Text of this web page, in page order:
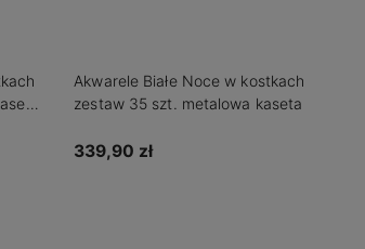
Akwarele Białe Noce w kostkach
zestaw 35 szt. metalowa kaseta
339,90 zł